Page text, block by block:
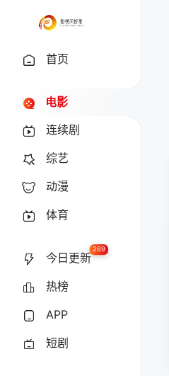
首页
电影
连续剧
综艺
动漫
体育
今日更新
269
热榜
APP
短剧